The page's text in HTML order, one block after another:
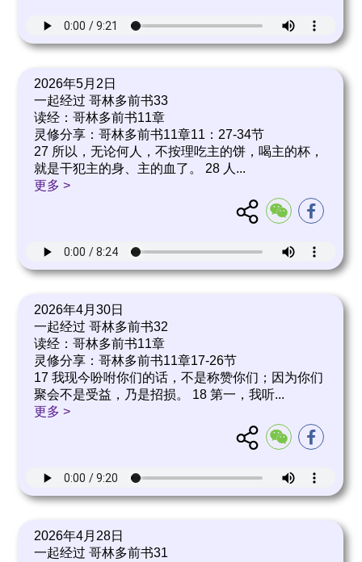
2026年5月2日
一起经过 哥林多前书33
读经：哥林多前书11章
灵修分享：哥林多前书11章11：27-34节
27 所以，无论何人，不按理吃主的饼，喝主的杯，
就是干犯主的身、主的血了。 28 人 ...
更多 >
2026年4月30日
一起经过 哥林多前书32
读经：哥林多前书11章
灵修分享：哥林多前书11章17-26节
17 我现今吩咐你们的话，不是称赞你们；因为你们
聚会不是受益，乃是招损。 18 第一，我听...
更多 >
2026年4月28日
一起经过 哥林多前书31